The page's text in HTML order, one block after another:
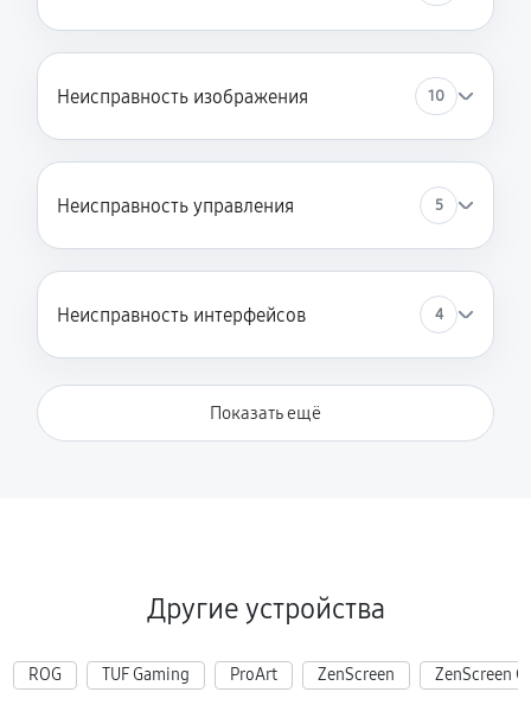
Неисправность изображения 10
Неисправность управления 5
Неисправность интерфейсов 4
Показать ещё
Другие устройства
ROG TUF Gaming ProArt ZenScreen ZenScreen